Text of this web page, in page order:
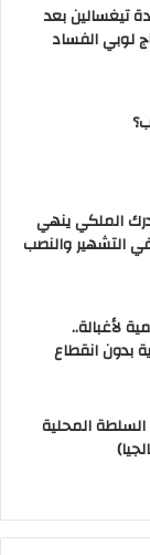
تيغسالين بعد
لوبي الفساد
الملكي ينهي
التشهير والنصب
لأغبالة..
بدون انقطاع
المحلية